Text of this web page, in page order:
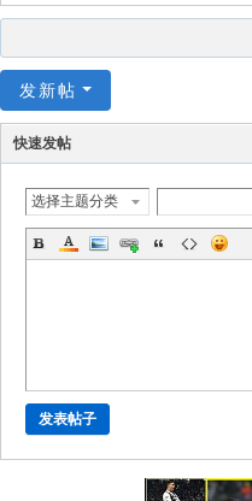
发新帖
快速发帖
选择主题分类
发表帖子